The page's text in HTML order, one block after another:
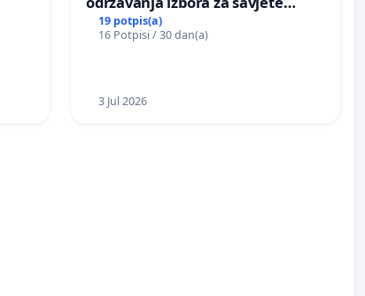
mjesnih zajednica u Općini
Bugojno
19 potpis(a)
16 Potpisi / 30 dan(a)
3 Jul 2026